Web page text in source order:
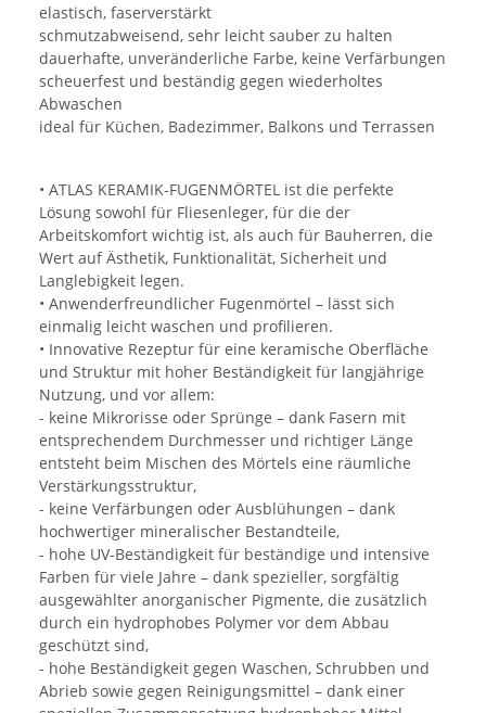
elastisch, faserverstärkt
schmutzabweisend, sehr leicht sauber zu halten
dauerhafte, unveränderliche Farbe, keine Verfärbungen
scheuerfest und beständig gegen wiederholtes
Abwaschen
ideal für Küchen, Badezimmer, Balkons und Terrassen
• ATLAS KERAMIK-FUGENMÖRTEL ist die perfekte
Lösung sowohl für Fliesenleger, für die der
Arbeitskomfort wichtig ist, als auch für Bauherren, die
Wert auf Ästhetik, Funktionalität, Sicherheit und
Langlebigkeit legen.
• Anwenderfreundlicher Fugenmörtel – lässt sich
einmalig leicht waschen und profilieren.
• Innovative Rezeptur für eine keramische Oberfläche
und Struktur mit hoher Beständigkeit für langjährige
Nutzung, und vor allem:
- keine Mikrorisse oder Sprünge – dank Fasern mit
entsprechendem Durchmesser und richtiger Länge
entsteht beim Mischen des Mörtels eine räumliche
Verstärkungsstruktur,
- keine Verfärbungen oder Ausblühungen – dank
hochwertiger mineralischer Bestandteile,
- hohe UV-Beständigkeit für beständige und intensive
Farben für viele Jahre – dank spezieller, sorgfältig
ausgewählter anorganischer Pigmente, die zusätzlich
durch ein hydrophobes Polymer vor dem Abbau
geschützt sind,
- hohe Beständigkeit gegen Waschen, Schrubben und
Abrieb sowie gegen Reinigungsmittel – dank einer